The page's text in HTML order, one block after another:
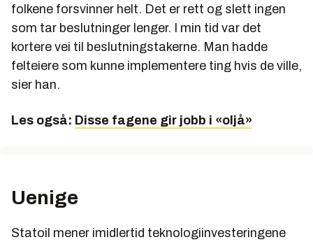
folkene forsvinner helt. Det er rett og slett ingen
som tar beslutninger lenger. I min tid var det
kortere vei til beslutningstakerne. Man hadde
felteiere som kunne implementere ting hvis de ville,
sier han.
Les også: Disse fagene gir jobb i «oljå»
Uenige
Statoil mener imidlertid teknologiinvesteringene